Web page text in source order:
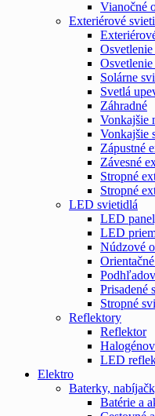
Vianočné
Exteriérové
Solárne
Svetlá
Záhradné
Vonkajšie
Vonkajšie
Zápustné
Závesné
Stropné
Stropné
LED svietidlá
LED
LED
Núdzové
Prisadené
Stropné
Reflektory
Reflektor
LED
Elektro
Baterky,
Batérie a